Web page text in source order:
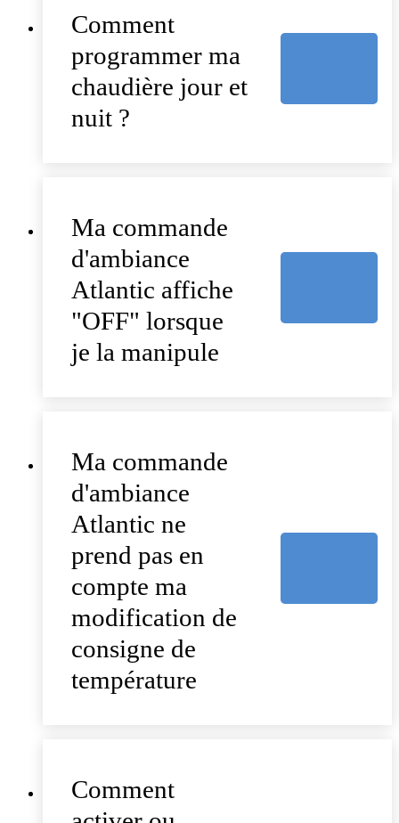
Comment
programmer ma
chaudière jour et
nuit ?
Ma commande
d'ambiance
Atlantic affiche
"OFF" lorsque
je la manipule
Ma commande
d'ambiance
Atlantic ne
prend pas en
compte ma
modification de
consigne de
température
Comment